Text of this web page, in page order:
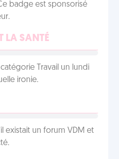
badge est sponsorisé
LA SANTÉ
Travail un lundi
ironie.
existait un forum VDM et